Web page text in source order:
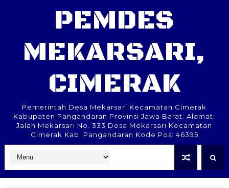
PEMDES
MEKARSARI,
CIMERAK
Pemerintah Desa Mekarsari Kecamatan Cimerak
Kabupaten Pangandaran Provinsi Jawa Barat. Alamat:
Jalan Mekarsari No. 333 Desa Mekarsari Kecamatan
Cimerak Kab. Pangandaran Kode Pos: 46395